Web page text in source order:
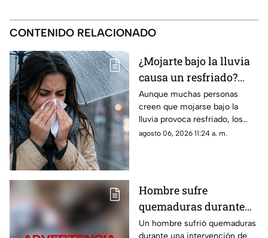
CONTENIDO RELACIONADO
¿Mojarte bajo la lluvia
causa un resfriado?
Conoce la respuesta
Aunque muchas personas
creen que mojarse bajo la
lluvia provoca resfriado, los
especialistas explican qué
agosto 06, 2026 11:24 a. m.
Hombre sufre
quemaduras durante
intervención de un
Un hombre sufrió quemaduras